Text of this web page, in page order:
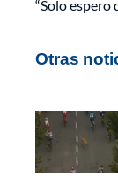
“Solo espero
Otras